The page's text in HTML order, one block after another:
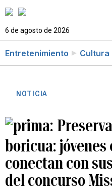
6 de agosto de 2026
Entretenimiento Cultura
NOTICIA
boricua:
conectan con
del concurso